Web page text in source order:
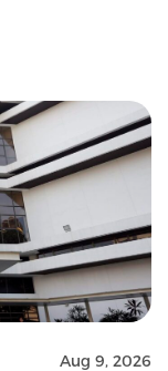
Aug 9, 2026